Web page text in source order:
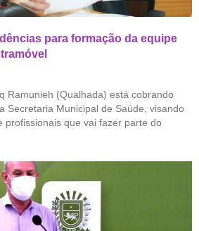
para formação da equipe
Ramunieh (Qualhada) está cobrando
Secretaria Municipal de Saúde, visando
profissionais que vai fazer parte do